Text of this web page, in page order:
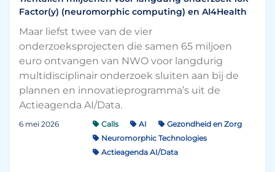
Factor(y) (neuromorphic computing) en AI4Health
Maar liefst twee van de vier
onderzoeksprojecten die samen 65 miljoen
euro ontvangen van NWO voor langdurig
multidisciplinair onderzoek sluiten aan bij de
plannen en innovatieprogramma’s uit de
Actieagenda AI/Data.
6 mei 2026 Calls AI
Gezondheid en Zorg
Neuromorphic Technologies
Actieagenda AI/Data